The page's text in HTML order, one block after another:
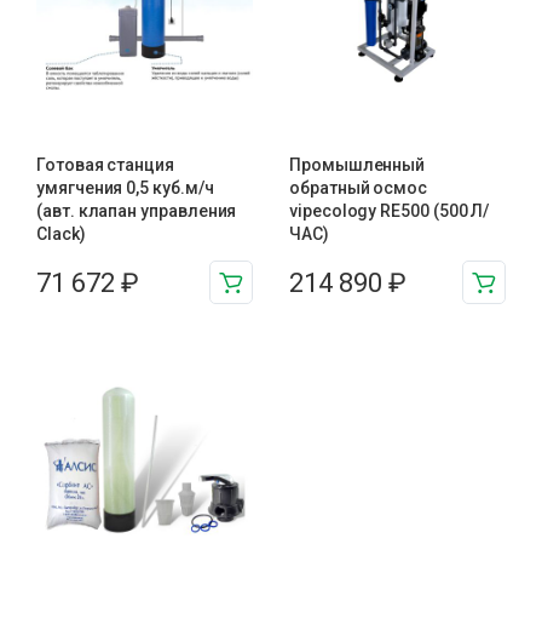
Готовая станция
умягчения 0,5 куб.м/ч
(авт. клапан управления
Clack)
71 672 ₽
Промышленный
обратный осмос
vipecology RE500 (500 Л/
ЧАС)
214 890 ₽